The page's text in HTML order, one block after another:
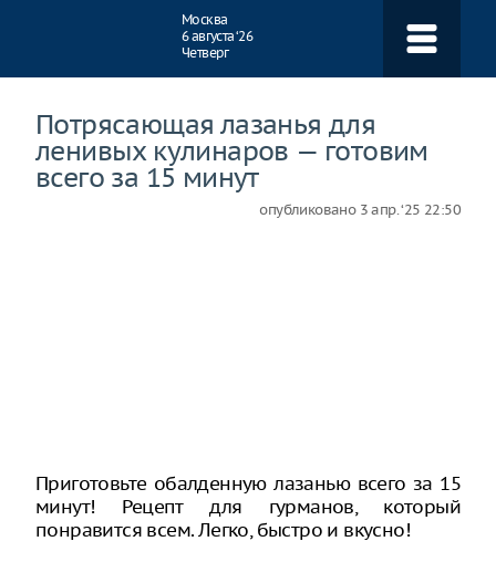
Москва
6 августа ‘26
Четверг
Потрясающая лазанья для
ленивых кулинаров — готовим
всего за 15 минут
опубликовано 3 апр. ‘25 22:50
Приготовьте обалденную лазанью всего за 15
минут! Рецепт для гурманов, который
понравится всем. Легко, быстро и вкусно!